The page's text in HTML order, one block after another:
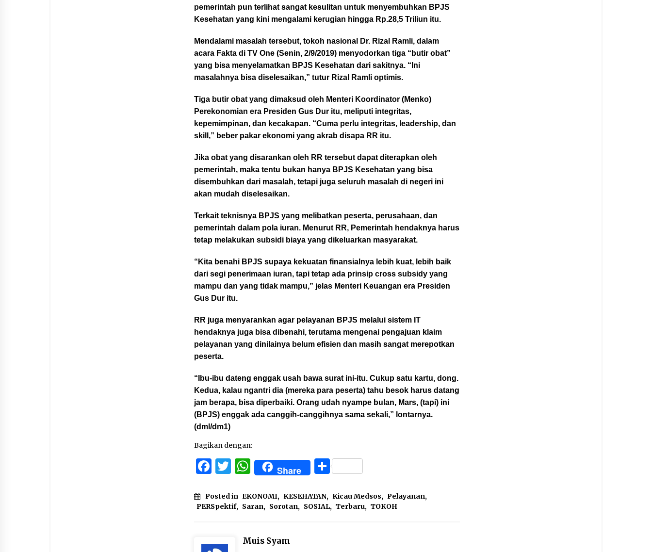
pemerintah pun terlihat sangat kesulitan untuk menyembuhkan BPJS
Kesehatan yang kini mengalami kerugian hingga Rp.28,5 Triliun itu.
Mendalami masalah tersebut, tokoh nasional Dr. Rizal Ramli, dalam
acara Fakta di TV One (Senin, 2/9/2019) menyodorkan tiga “butir obat”
yang bisa menyelamatkan BPJS Kesehatan dari sakitnya. “Ini
masalahnya bisa diselesaikan,” tutur Rizal Ramli optimis.
Tiga butir obat yang dimaksud oleh Menteri Koordinator (Menko)
Perekonomian era Presiden Gus Dur itu, meliputi integritas,
kepemimpinan, dan kecakapan. “Cuma perlu integritas, leadership, dan
skill,” beber pakar ekonomi yang akrab disapa RR itu.
Jika obat yang disarankan oleh RR tersebut dapat diterapkan oleh
pemerintah, maka tentu bukan hanya BPJS Kesehatan yang bisa
disembuhkan dari masalah, tetapi juga seluruh masalah di negeri ini
akan mudah diselesaikan.
Terkait teknisnya BPJS yang melibatkan peserta, perusahaan, dan
pemerintah dalam pola iuran. Menurut RR, Pemerintah hendaknya harus
tetap melakukan subsidi biaya yang dikeluarkan masyarakat.
“Kita benahi BPJS supaya kekuatan finansialnya lebih kuat, lebih baik
dari segi penerimaan iuran, tapi tetap ada prinsip cross subsidy yang
mampu dan yang tidak mampu,” jelas Menteri Keuangan era Presiden
Gus Dur itu.
RR juga menyarankan agar pelayanan BPJS melalui sistem IT
hendaknya juga bisa dibenahi, terutama mengenai pengajuan klaim
pelayanan yang dinilainya belum efisien dan masih sangat merepotkan
peserta.
“Ibu-ibu dateng enggak usah bawa surat ini-itu. Cukup satu kartu, dong.
Kedua, kalau ngantri dia (mereka para peserta) tahu besok harus datang
jam berapa, bisa diperbaiki. Orang udah nyampe bulan, Mars, (tapi) ini
(BPJS) enggak ada canggih-canggihnya sama sekali,” lontarnya.
(dml/dm1)
Bagikan dengan:
Facebook
Twitter
WhatsApp
Share Share
Posted in EKONOMI, KESEHATAN, Kicau Medsos, Pelayanan,
PERSpektif, Saran, Sorotan, SOSIAL, Terbaru, TOKOH
Muis Syam